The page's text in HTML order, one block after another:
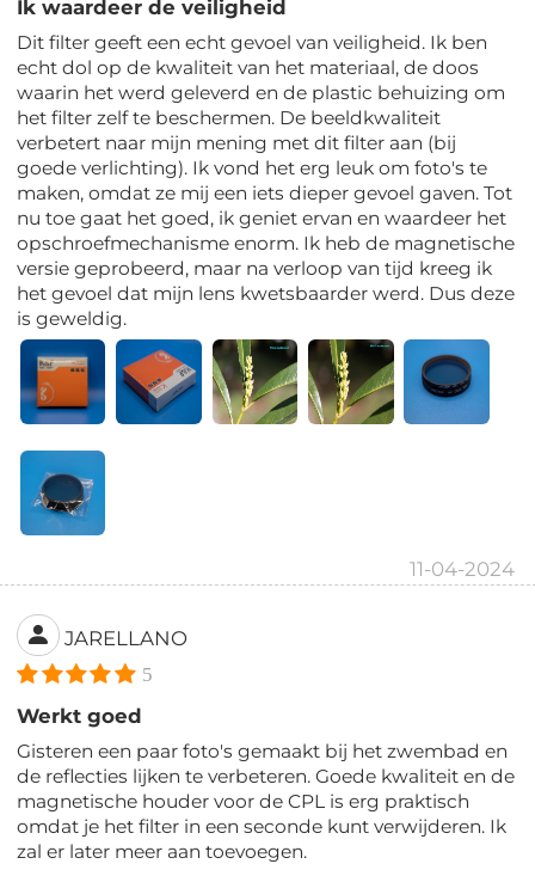
Ik waardeer de veiligheid
Dit filter geeft een echt gevoel van veiligheid. Ik ben
echt dol op de kwaliteit van het materiaal, de doos
waarin het werd geleverd en de plastic behuizing om
het filter zelf te beschermen. De beeldkwaliteit
verbetert naar mijn mening met dit filter aan (bij
goede verlichting). Ik vond het erg leuk om foto's te
maken, omdat ze mij een iets dieper gevoel gaven. Tot
nu toe gaat het goed, ik geniet ervan en waardeer het
opschroefmechanisme enorm. Ik heb de magnetische
versie geprobeerd, maar na verloop van tijd kreeg ik
het gevoel dat mijn lens kwetsbaarder werd. Dus deze
is geweldig.
11-04-2024
JARELLANO
5
Werkt goed
Gisteren een paar foto's gemaakt bij het zwembad en
de reflecties lijken te verbeteren. Goede kwaliteit en de
magnetische houder voor de CPL is erg praktisch
omdat je het filter in een seconde kunt verwijderen. Ik
zal er later meer aan toevoegen.